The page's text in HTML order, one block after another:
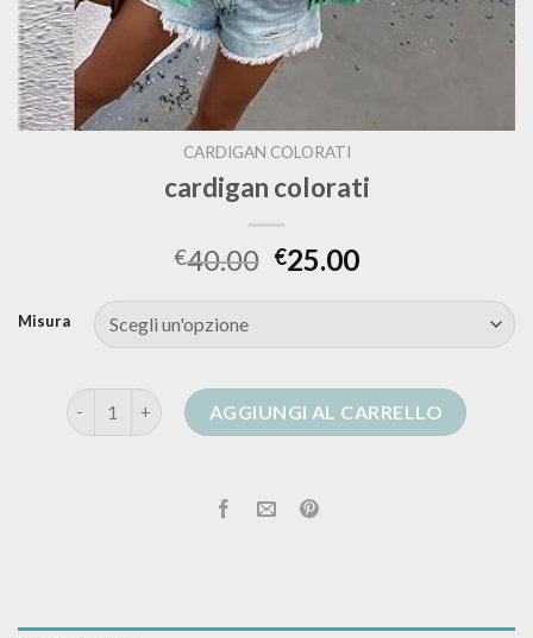
CARDIGAN COLORATI
cardigan colorati
€40.00 €25.00
Misura
cardigan colorati quantitàAGGIUNGI AL CARRELLO